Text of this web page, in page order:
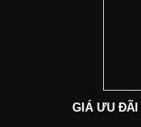
GIÁ ƯU ĐÃI